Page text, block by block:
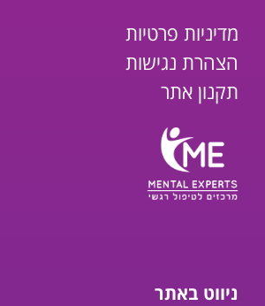
מדיניות פרטיות
הצהרת נגישות
תקנון אתר
ניווט באתר